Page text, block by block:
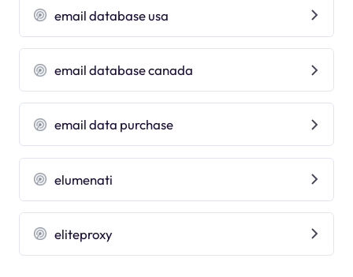
email database usa
email database canada
email data purchase
elumenati
eliteproxy